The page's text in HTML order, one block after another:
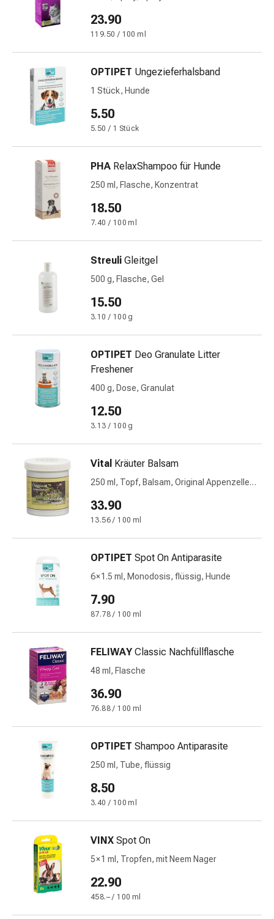
Unreine
Haut
Akne
Naturmittel
Pflanzenknospen
Homöopathie
Phytotherapie
Spagyrika
Anthroposophika
Prostata
Harnwegsbeschwerden
Prostata
Nieren-
Blasenbeschwerden
Schmerzen
&
Fieber
Migräne
Muskel-
Schmerzmittel
Schmerztherapie
Kühlen
Schlaf
Stimmungsschwankungen
Schlafstörungen
Rhonchopathie
(Schnarchen)
Atemwege
Nasenmittel
Atmungstraktbeschwerden
Infektionen
Osteoporose
Immunsuppressiva
Insektenschutz
und
mittel
Mücken-
Zeckenpinzette
Anti-
Wurmmittel
23.90
119.50 / 100 ml
OPTIPET Ungezieferhalsband
1 Stück, Hunde
5.50
5.50 / 1 Stück
PHA RelaxShampoo für Hunde
250 ml, Flasche, Konzentrat
18.50
7.40 / 100 ml
Streuli Gleitgel
500 g, Flasche, Gel
15.50
3.10 / 100 g
OPTIPET Deo Granulate Litter
Freshener
400 g, Dose, Granulat
12.50
3.13 / 100 g
Vital Kräuter Balsam
250 ml, Topf, Balsam, Original Appenzeller
33.90
13.56 / 100 ml
OPTIPET Spot On Antiparasite
6 × 1.5 ml, Monodosis, flüssig, Hunde
7.90
87.78 / 100 ml
FELIWAY Classic Nachfüllflasche
48 ml, Flasche
36.90
76.88 / 100 ml
OPTIPET Shampoo Antiparasite
250 ml, Tube, flüssig
8.50
3.40 / 100 ml
VINX Spot On
5 × 1 ml, Tropfen, mit Neem Nager
22.90
458.– / 100 ml